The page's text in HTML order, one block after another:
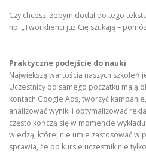
Czy chcesz, żebym dodał do tego
np. „Twoi klienci już Cię szukają –
Praktyczne podejście do nauki
Największą wartością naszych szkoleń
Uczestnicy od samego początku mają
kontach Google Ads, tworzyć
analizować wyniki i optymalizować
często kończą się w momencie
wiedzą, której nie umie zastosować w
sprawia, że po kursie uczestnik nie